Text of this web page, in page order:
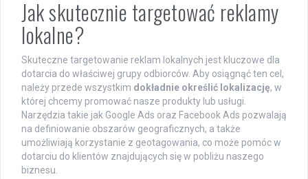
Jak skutecznie targetować reklamy
lokalne?
Skuteczne targetowanie reklam lokalnych jest kluczowe dla
dotarcia do właściwej grupy odbiorców. Aby osiągnąć ten cel,
należy przede wszystkim dokładnie określić lokalizację, w
której chcemy promować nasze produkty lub usługi.
Narzędzia takie jak Google Ads oraz Facebook Ads pozwalają
na definiowanie obszarów geograficznych, a także
umożliwiają korzystanie z geotagowania, co może pomóc w
dotarciu do klientów znajdujących się w pobliżu naszego
biznesu.